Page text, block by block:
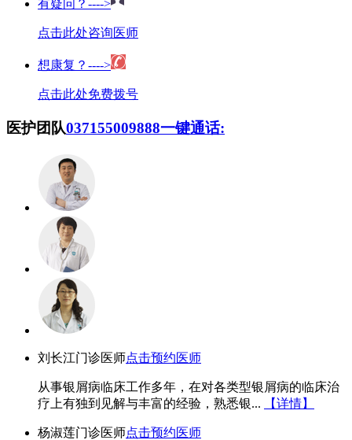
有疑问？---->
点击此处咨询医师
想康复？---->
点击此处免费拨号
医护团队037155009888一键通话:
刘长江门诊医师点击预约医师
从事银屑病临床工作多年，在对各类型银屑病的临床治
疗上有独到见解与丰富的经验，熟悉银...
【详情】
杨淑莲门诊医师点击预约医师